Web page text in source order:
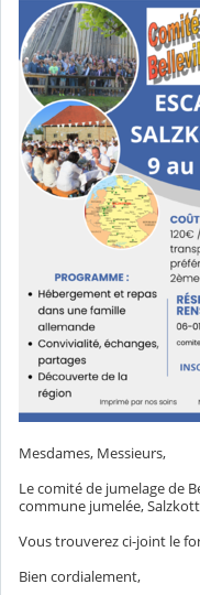
Mesdames, Messieurs,
Le comité de jumelage de
commune jumelée,
Vous trouverez ci-joint le
Bien cordialement,